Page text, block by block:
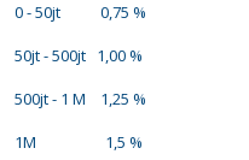
0 - 50jt 0,75 %
50jt - 500jt 1,00 %
500jt - 1 M 1,25 %
1M 1,5 %